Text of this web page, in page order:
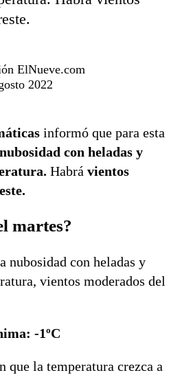
ElNueve.com
2022
informó que para esta
con heladas y
Habrá vientos
martes?
nubosidad con heladas y
vientos moderados del
-1ºC
que la temperatura crezca a